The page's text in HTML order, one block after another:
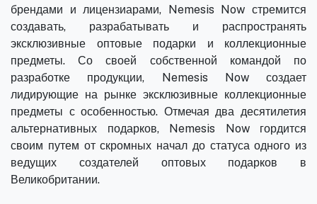
брендами и лицензиарами, Nemesis Now стремится
создавать, разрабатывать и распространять
эксклюзивные оптовые подарки и коллекционные
предметы. Со своей собственной командой по
разработке продукции, Nemesis Now создает
лидирующие на рынке эксклюзивные коллекционные
предметы с особенностью. Отмечая два десятилетия
альтернативных подарков, Nemesis Now гордится
своим путем от скромных начал до статуса одного из
ведущих создателей оптовых подарков в
Великобритании.